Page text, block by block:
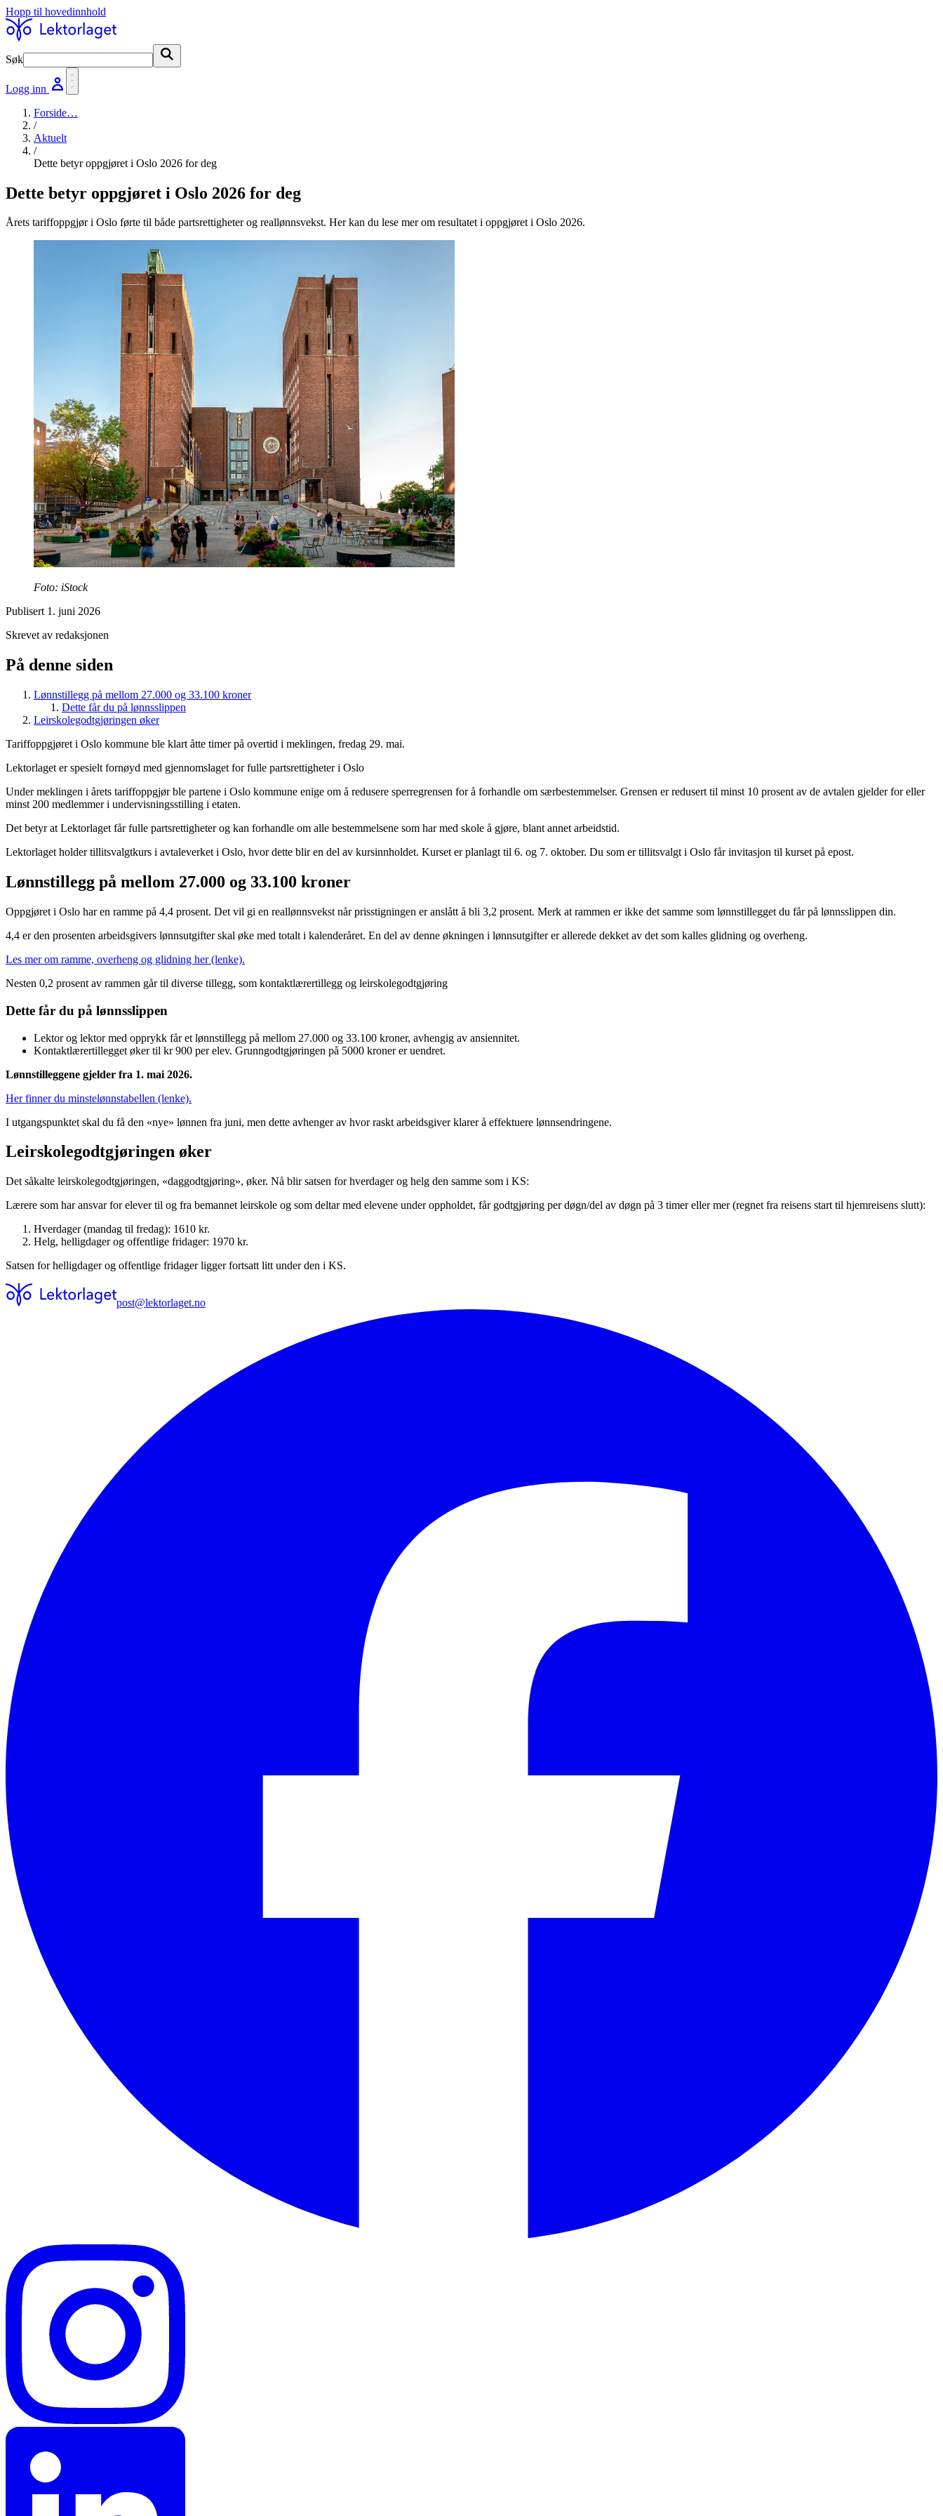
Hopp til hovedinnhold
Søk
Logg inn
Forside…
/
Aktuelt
/
Dette betyr oppgjøret i Oslo 2026 for deg
Dette betyr oppgjøret i Oslo 2026 for deg
Årets tariffoppgjør i Oslo førte til både partsrettigheter og reallønnsvekst. Her kan du lese mer om resultatet i oppgjøret i Oslo 2026.
Foto: iStock
Publisert 1. juni 2026
Skrevet av redaksjonen
På denne siden
Lønnstillegg på mellom 27.000 og 33.100 kroner
Dette får du på lønnsslippen
Leirskolegodtgjøringen øker
Tariffoppgjøret i Oslo kommune ble klart åtte timer på overtid i meklingen, fredag 29. mai.
Lektorlaget er spesielt fornøyd med gjennomslaget for fulle partsrettigheter i Oslo
Under meklingen i årets tariffoppgjør ble partene i Oslo kommune enige om å redusere sperregrensen for å forhandle om særbestemmelser. Grensen er redusert til minst 10 prosent av de avtalen gjelder for eller
minst 200 medlemmer i undervisningsstilling i etaten.
Det betyr at Lektorlaget får fulle partsrettigheter og kan forhandle om alle bestemmelsene som har med skole å gjøre, blant annet arbeidstid.
Lektorlaget holder tillitsvalgtkurs i avtaleverket i Oslo, hvor dette blir en del av kursinnholdet. Kurset er planlagt til 6. og 7. oktober. Du som er tillitsvalgt i Oslo får invitasjon til kurset på epost.
Lønnstillegg på mellom 27.000 og 33.100 kroner
Oppgjøret i Oslo har en ramme på 4,4 prosent. Det vil gi en reallønnsvekst når prisstigningen er anslått å bli 3,2 prosent. Merk at rammen er ikke det samme som lønnstillegget du får på lønnsslippen din.
4,4 er den prosenten arbeidsgivers lønnsutgifter skal øke med totalt i kalenderåret. En del av denne økningen i lønnsutgifter er allerede dekket av det som kalles glidning og overheng.
Les mer om ramme, overheng og glidning her (lenke).
Nesten 0,2 prosent av rammen går til diverse tillegg, som kontaktlærertillegg og leirskolegodtgjøring
Dette får du på lønnsslippen
Lektor og lektor med opprykk får et lønnstillegg på mellom 27.000 og 33.100 kroner, avhengig av ansiennitet.
Kontaktlærertillegget øker til kr 900 per elev. Grunngodtgjøringen på 5000 kroner er uendret.
Lønnstilleggene gjelder fra 1. mai 2026.
Her finner du minstelønnstabellen (lenke).
I utgangspunktet skal du få den «nye» lønnen fra juni, men dette avhenger av hvor raskt arbeidsgiver klarer å effektuere lønnsendringene.
Leirskolegodtgjøringen øker
Det såkalte leirskolegodtgjøringen, «daggodtgjøring», øker. Nå blir satsen for hverdager og helg den samme som i KS:
Lærere som har ansvar for elever til og fra bemannet leirskole og som deltar med elevene under oppholdet, får godtgjøring per døgn/del av døgn på 3 timer eller mer (regnet fra reisens start til hjemreisens slutt):
Hverdager (mandag til fredag): 1610 kr.
Helg, helligdager og offentlige fridager: 1970 kr.
Satsen for helligdager og offentlige fridager ligger fortsatt litt under den i KS.
post@lektorlaget.no